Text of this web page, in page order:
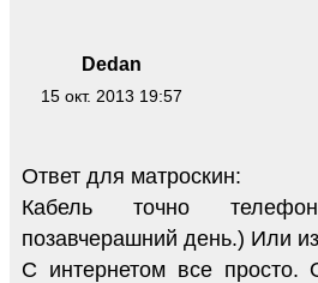
Dedan
15 окт. 2013 19:57
Ответ для матроскин:
Кабель точно
позавчерашний день.) Или
С интернетом все просто.